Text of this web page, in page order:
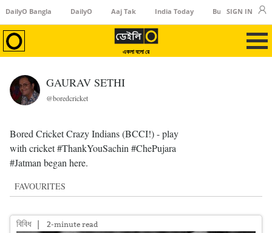
DailyO Bangla DailyO Aaj Tak India Today Business Today
SIGN IN
একলা বলো রে
GAURAV SETHI
@boredcricket
Bored Cricket Crazy Indians (BCCI!) - play
with cricket #ThankYouSachin #ChePujara
#Jatman began here.
FAVOURITES
বিবিধ |2-minute read